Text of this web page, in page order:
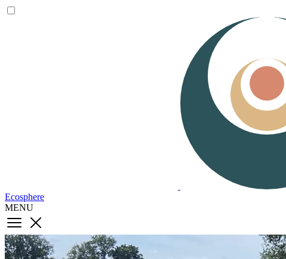
Ecosphere
MENU